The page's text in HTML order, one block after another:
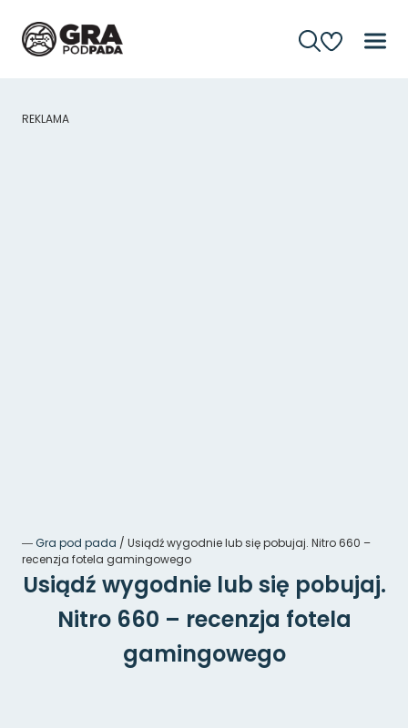
REKLAMA
―Gra pod pada / Usiądź wygodnie lub się pobujaj. Nitro 660 –
recenzja fotela gamingowego
Usiądź wygodnie lub się pobujaj.
Nitro 660 – recenzja fotela
gamingowego